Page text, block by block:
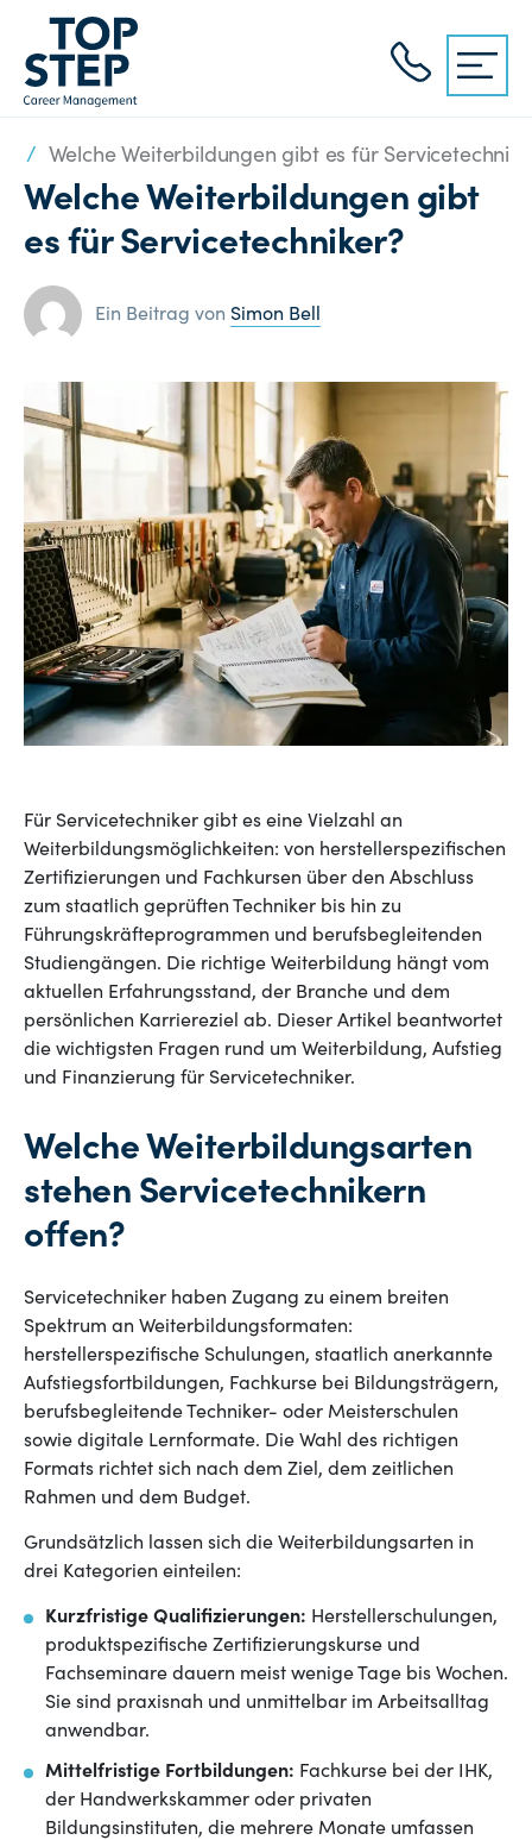
/ Welche Weiterbildungen gibt es für
Welche Weiterbildungen gibt
es für Servicetechniker?
Ein Beitrag von Simon Bell
Für Servicetechniker gibt es eine Vielzahl an
Weiterbildungsmöglichkeiten: von herstellerspezifischen
Zertifizierungen und Fachkursen über den Abschluss
zum staatlich geprüften Techniker bis hin zu
Führungskräfteprogrammen und berufsbegleitenden
Studiengängen. Die richtige Weiterbildung hängt vom
aktuellen Erfahrungsstand, der Branche und dem
persönlichen Karriereziel ab. Dieser Artikel beantwortet
die wichtigsten Fragen rund um Weiterbildung, Aufstieg
und Finanzierung für Servicetechniker.
Welche Weiterbildungsarten
stehen Servicetechnikern
offen?
Servicetechniker haben Zugang zu einem breiten
Spektrum an Weiterbildungsformaten:
herstellerspezifische Schulungen, staatlich anerkannte
Aufstiegsfortbildungen, Fachkurse bei Bildungsträgern,
berufsbegleitende Techniker- oder Meisterschulen
sowie digitale Lernformate. Die Wahl des richtigen
Formats richtet sich nach dem Ziel, dem zeitlichen
Rahmen und dem Budget.
Grundsätzlich lassen sich die Weiterbildungsarten in
drei Kategorien einteilen:
Kurzfristige Qualifizierungen: Herstellerschulungen,
produktspezifische Zertifizierungskurse und
Fachseminare dauern meist wenige Tage bis Wochen.
Sie sind praxisnah und unmittelbar im Arbeitsalltag
anwendbar.
Mittelfristige Fortbildungen: Fachkurse bei der IHK,
der Handwerkskammer oder privaten
Bildungsinstituten, die mehrere Monate umfassen